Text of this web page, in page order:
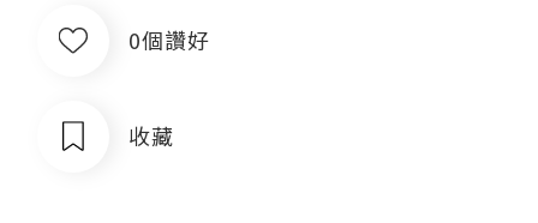
0個讚好
收藏